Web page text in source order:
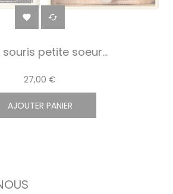
 
petite soeur...
27,00 €
AJOUTER PANIER